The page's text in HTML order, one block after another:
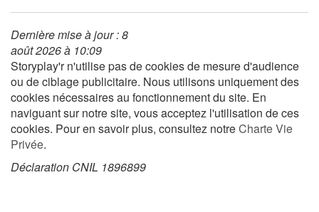
Rencontres et témoignages
Contes d'ici et d'ailleurs
Autour de la lecture
Apprendre à lire
Livre audio
Dernière mise à jour : 8
août 2026 à 10:09
Storyplay'r n'utilise pas de cookies de mesure d'audience
ou de ciblage publicitaire. Nous utilisons uniquement des
cookies nécessaires au fonctionnement du site. En
naviguant sur notre site, vous acceptez l'utilisation de ces
cookies. Pour en savoir plus, consultez notreCharte Vie
Privée.
Déclaration CNIL 1896899